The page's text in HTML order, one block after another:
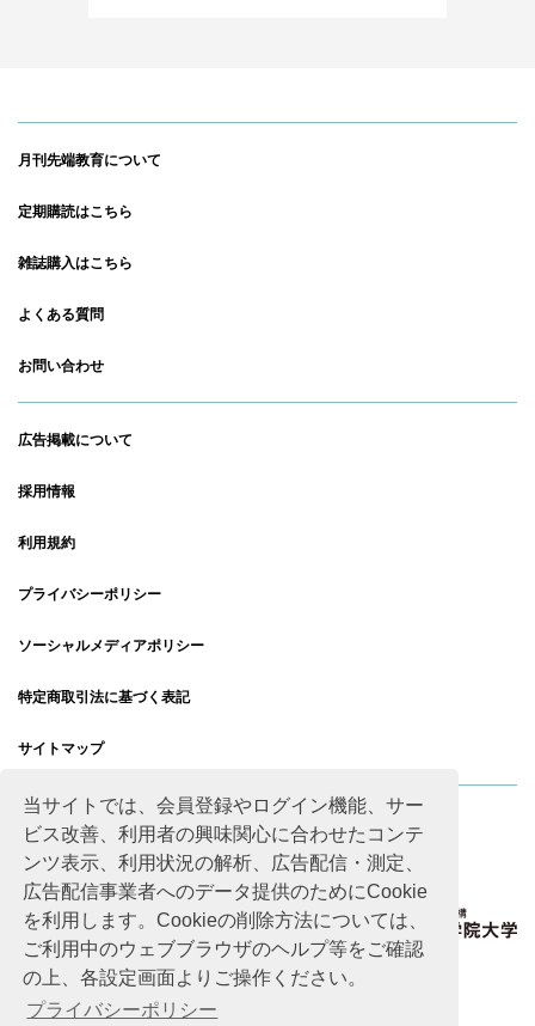
当サイトでは、会員登録やログイン機能、サー
ビス改善、利用者の興味関心に合わせたコンテ
ンツ表示、利用状況の解析、広告配信・測定、
広告配信事業者へのデータ提供のためにCookie
を利用します。Cookieの削除方法については、
ご利用中のウェブブラウザのヘルプ等をご確認
の上、各設定画面よりご操作ください。
プライバシーポリシー
月刊先端教育について
定期購読はこちら
雑誌購入はこちら
よくある質問
お問い合わせ
広告掲載について
採用情報
利用規約
プライバシーポリシー
ソーシャルメディアポリシー
特定商取引法に基づく表記
サイトマップ